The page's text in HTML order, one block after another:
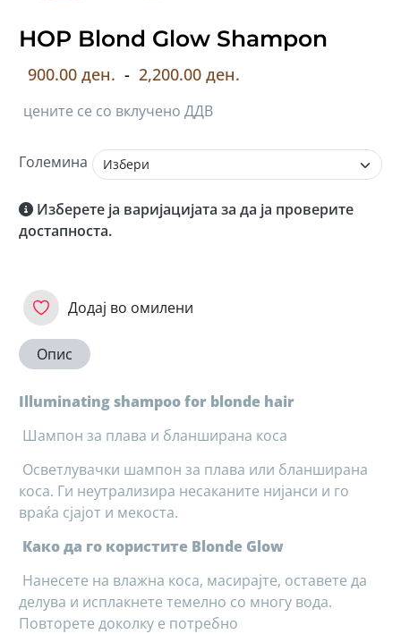
HOP Blond Glow Shampon
900.00 ден. - 2,200.00 ден.
цените се со вклучено ДДВ
Големина
Изберете ја варијацијата за да ја проверите
достапноста.
Додај во омилени
Опис
Illuminating shampoo for blonde hair
Шампон за плава и бланширана коса
Осветлувачки шампон за плава или бланширана
коса. Ги неутрализира несаканите нијанси и го
враќа сјајот и мекоста.
Како да го користите Blonde Glow
Нанесете на влажна коса, масирајте, оставете да
делува и исплакнете темелно со многу вода.
Повторете доколку е потребно